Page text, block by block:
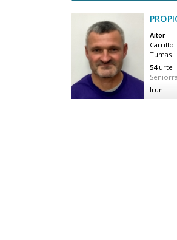
Aitor
Carrillo
Tumas
54urte
Irun